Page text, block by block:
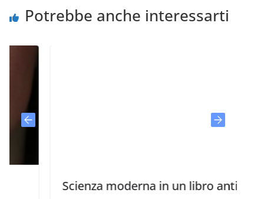
Potrebbe anche interessarti
Scienza moderna in un libro antico